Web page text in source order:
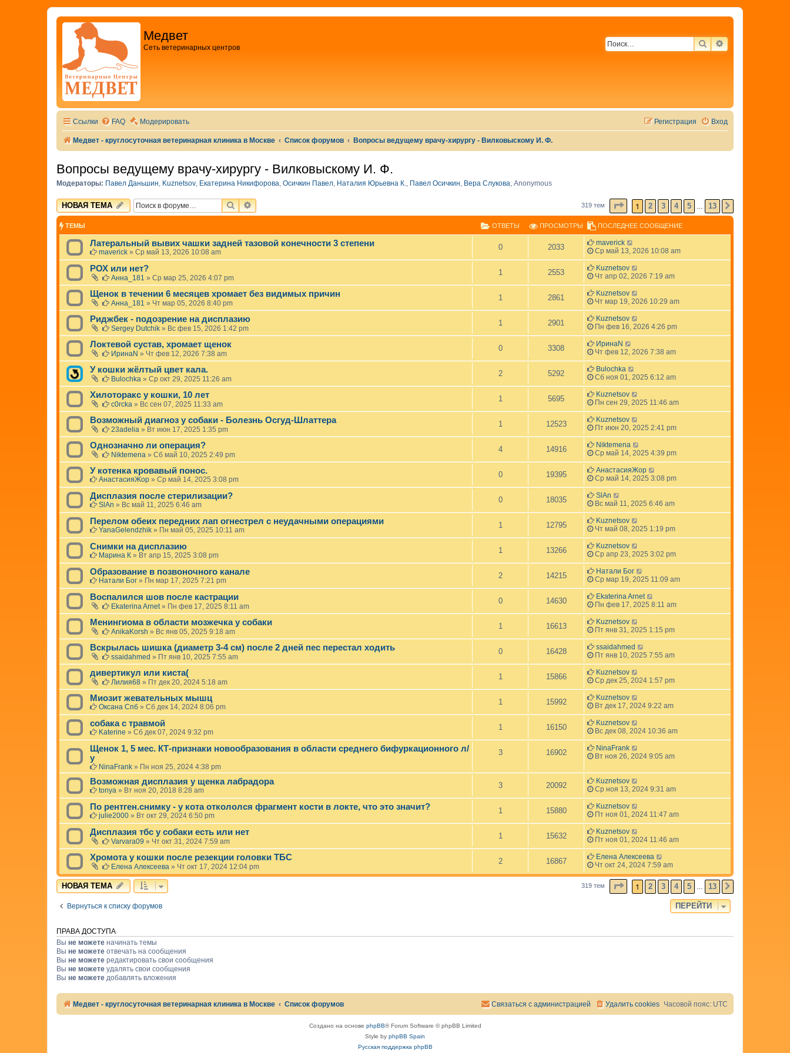
Медвет
Сеть ветеринарных центров ПОИСКРАСШИРЕННЫЙ
Ссылки FAQ Модерировать Вход
Регистрация
Медвет - круглосуточная ветеринарная клиника в Москве Список форумов Вопросы ведущему врачу-хирургу - Вилковыскому И. Ф.
Вопросы ведущему врачу-хирургу - Вилковыскому И. Ф.
Модераторы: Павел Даньшин, Kuznetsov, Екатерина Никифорова, Осичкин Павел, Наталия Юрьевна К., Павел Осичкин, Вера Слукова, Anonymous
НОВАЯ ТЕМА ПОИСКРАСШИРЕННЫЙ ПОИСК 319 тем СТРАНИЦА ИЗ 13
1 2 3 4 5 13
ТЕМЫ ОТВЕТЫ ПРОСМОТРЫ ПОСЛЕДНЕЕ СООБЩЕНИЕ
Латеральный вывих чашки задней тазовой конечности 3 степени
maverick » Ср май 13, 2026 10:08 am
0 2033
maverick
Ср май 13, 2026 10:08 am
РОХ или нет?
Анна_181 » Ср мар 25, 2026 4:07 pm
1 2553
Kuznetsov
Чт апр 02, 2026 7:19 am
Щенок в течении 6 месяцев хромает без видимых причин
Анна_181 » Чт мар 05, 2026 8:40 pm
1 2861
Kuznetsov
Чт мар 19, 2026 10:29 am
Риджбек - подозрение на дисплазию
Sergey Dutchik » Вс фев 15, 2026 1:42 pm
1 2901
Kuznetsov
Пн фев 16, 2026 4:26 pm
Локтевой сустав, хромает щенок
ИринаN » Чт фев 12, 2026 7:38 am
0 3308
ИринаN
Чт фев 12, 2026 7:38 am
У кошки жёлтый цвет кала.
Bulochka » Ср окт 29, 2025 11:26 am
2 5292
Bulochka
Сб ноя 01, 2025 6:12 am
Хилоторакс у кошки, 10 лет
c0rcka » Вс сен 07, 2025 11:33 am
1 5695
Kuznetsov
Пн сен 29, 2025 11:46 am
Возможный диагноз у собаки - Болезнь Осгуд-Шлаттера
23adelia » Вт июн 17, 2025 1:35 pm
1 12523
Kuznetsov
Пт июн 20, 2025 2:41 pm
Однозначно ли операция?
Niktemena » Сб май 10, 2025 2:49 pm
4 14916
Niktemena
Ср май 14, 2025 4:39 pm
У котенка кровавый понос.
АнастасияЖор » Ср май 14, 2025 3:08 pm
0 19395
АнастасияЖор
Ср май 14, 2025 3:08 pm
Дисплазия после стерилизации?
SlAn » Вс май 11, 2025 6:46 am
0 18035
SlAn
Вс май 11, 2025 6:46 am
Перелом обеих передних лап огнестрел с неудачными операциями
YanaGelendzhik » Пн май 05, 2025 10:11 am
1 12795
Kuznetsov
Чт май 08, 2025 1:19 pm
Снимки на дисплазию
Марина К » Вт апр 15, 2025 3:08 pm
1 13266
Kuznetsov
Ср апр 23, 2025 3:02 pm
Образование в позвоночного канале
Натали Бог » Пн мар 17, 2025 7:21 pm
2 14215
Натали Бог
Ср мар 19, 2025 11:09 am
Воспалился шов после кастрации
Ekaterina Arnet» Пн фев 17, 2025 8:11 am
0 14630
Ekaterina Arnet
Пн фев 17, 2025 8:11 am
Менингиома в области мозжечка у собаки
AnikaKorsh » Вс янв 05, 2025 9:18 am
1 16613
Kuznetsov
Пт янв 31, 2025 1:15 pm
Вскрылась шишка (диаметр 3-4 см) после 2 дней пес перестал ходить
ssaidahmed » Пт янв 10, 2025 7:55 am
0 16428
ssaidahmed
Пт янв 10, 2025 7:55 am
дивертикул или киста(
Лилия68 » Пт дек 20, 2024 5:18 am
1 15866
Kuznetsov
Ср дек 25, 2024 1:57 pm
Миозит жевательных мышц
Оксана Спб » Сб дек 14, 2024 8:06 pm
1 15992
Kuznetsov
Вт дек 17, 2024 9:22 am
собака с травмой
Katerine » Сб дек 07, 2024 9:32 pm
1 16150
Kuznetsov
Вс дек 08, 2024 10:36 am
Щенок 1, 5 мес. КТ-признаки новообразования в области среднего бифуркационного л/
у
NinaFrank » Пн ноя 25, 2024 4:38 pm
3 16902
NinaFrank
Вт ноя 26, 2024 9:05 am
Возможная дисплазия у щенка лабрадора
tonya » Вт ноя 20, 2018 8:28 am
3 20092
Kuznetsov
Ср ноя 13, 2024 9:31 am
По рентген.снимку - у кота откололся фрагмент кости в локте, что это значит?
julie2000 » Вт окт 29, 2024 6:50 pm
1 15880
Kuznetsov
Пт ноя 01, 2024 11:47 am
Дисплазия тбс у собаки есть или нет
Varvara09 » Чт окт 31, 2024 7:59 am
1 15632
Kuznetsov
Пт ноя 01, 2024 11:46 am
Хромота у кошки после резекции головки ТБС
Елена Алексеева » Чт окт 17, 2024 12:04 pm
2 16867
Елена Алексеева
Чт окт 24, 2024 7:59 am
НОВАЯ ТЕМА 319 тем СТРАНИЦА ИЗ 13
1 2 3 4 5 13
Вернуться к списку форумов ПЕРЕЙТИ
ПРАВА ДОСТУПА
Вы не можете начинать темы
Вы не можете отвечать на сообщения
Вы не можете редактировать свои сообщения
Вы не можете удалять свои сообщения
Вы не можете добавлять вложения
Медвет - круглосуточная ветеринарная клиника в Москве Список форумов Часовой пояс: UTC
Удалить cookies
Связаться с администрацией
Создано на основе phpBB® Forum Software © phpBB Limited
Style by phpBB Spain
Русская поддержка phpBB